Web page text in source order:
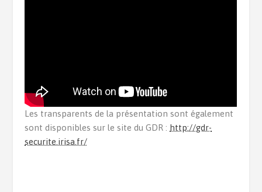
Les transparents de la présentation sont également
sont disponibles sur le site du GDR : http://gdr-
securite.irisa.fr/